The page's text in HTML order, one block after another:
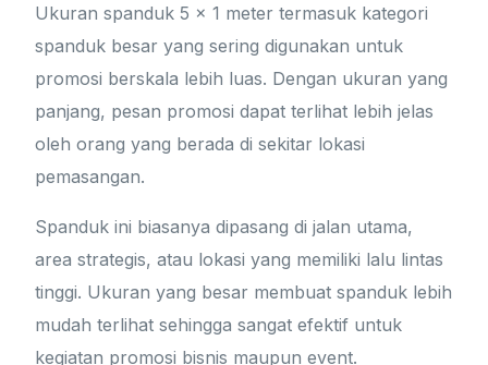
Ukuran spanduk 5 x 1 meter termasuk kategori
spanduk besar yang sering digunakan untuk
promosi berskala lebih luas. Dengan ukuran yang
panjang, pesan promosi dapat terlihat lebih jelas
oleh orang yang berada di sekitar lokasi
pemasangan.
Spanduk ini biasanya dipasang di jalan utama,
area strategis, atau lokasi yang memiliki lalu lintas
tinggi. Ukuran yang besar membuat spanduk lebih
mudah terlihat sehingga sangat efektif untuk
kegiatan promosi bisnis maupun event.